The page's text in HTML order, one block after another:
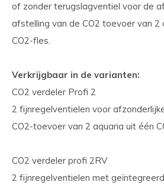
of zonder terugslagventiel voor de
afstelling van de CO2 toevoer van 2
CO2-fles.
Verkrijgbaar in de varianten:
CO2 verdeler Profi 2
2 fijnregelventielen voor
CO2-toevoer van 2 aquaria uit één
CO2 verdeler profi 2RV
2 fijnregelventielen met